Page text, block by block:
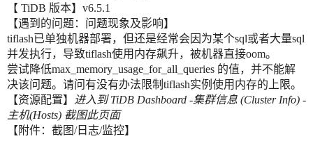
【 TiDB 版本】v6.5.1
【遇到的问题：问题现象及影响】
tiflash已单独机器部署，但还是经常会因为某个sql或者大量sql
并发执行，导致tiflash使用内存飙升，被机器直接oom。
尝试降低max_memory_usage_for_all_queries 的值，并不能解
决该问题。请问有没有办法限制tiflash实例使用内存的上限。
【资源配置】
进入到 TiDB Dashboard -集群信息 (Cluster Info) -
主机(Hosts) 截图此页面
【附件：截图/日志/监控】